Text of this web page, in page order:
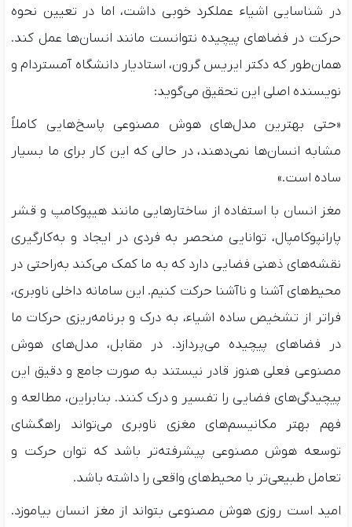
در شناسایی اشیاء عملکرد خوبی داشت، اما در تعیین نحوه
حرکت در فضاهای پیچیده نتوانست مانند انسان‌ها عمل کند.
همان‌طور که دکتر ایریس گرون، استادیار دانشگاه آمستردام و
نویسنده اصلی این تحقیق می‌گوید:
«حتی بهترین مدل‌های هوش مصنوعی پاسخ‌هایی کاملاً
مشابه انسان‌ها نمی‌دهند، در حالی که این کار برای ما بسیار
ساده است.»
مغز انسان با استفاده از ساختارهایی مانند هیپوکامپ و قشر
پارانپوکامپال، توانایی منحصر به فردی در ایجاد و به‌کارگیری
نقشه‌های ذهنی فضایی دارد که به ما کمک می‌کند به‌راحتی در
محیط‌های آشنا و ناآشنا حرکت کنیم. این سامانه داخلی ناوبری،
فراتر از تشخیص ساده اشیاء، به درک و برنامه‌ریزی حرکات ما
در فضاهای پیچیده می‌پردازد. در مقابل، مدل‌های هوش
مصنوعی فعلی هنوز قادر نیستند به صورت جامع و دقیق این
پیچیدگی‌های فضایی را تفسیر و درک کنند. بنابراین، مطالعه و
فهم بهتر مکانیسم‌های مغزی ناوبری می‌تواند راهگشای
توسعه هوش مصنوعی پیشرفته‌تر باشد که توان حرکت و
تعامل طبیعی‌تر با محیط‌های واقعی را داشته باشد.
امید است روزی هوش مصنوعی بتواند از مغز انسان بیاموزد.